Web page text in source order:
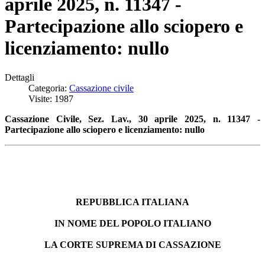
Partecipazione allo sciopero e
licenziamento: nullo
Dettagli
Categoria: Cassazione civile
Visite: 1987
Cassazione Civile, Sez. Lav., 30 aprile 2025, n. 11347 -
Partecipazione allo sciopero e licenziamento: nullo
REPUBBLICA ITALIANA
IN NOME DEL POPOLO ITALIANO
LA CORTE SUPREMA DI CASSAZIONE